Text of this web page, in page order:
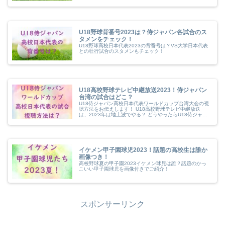
勝の秘密がありました✨ プロ野球...
U18野球背番号2023は？侍ジャパン各試合のス
タメンをチェック！
U18野球高校日本代表2023の背番号は？VS大学日本代表
との壮行試合のスタメンもチェック！
U18高校野球テレビ中継放送2023！侍ジャパン
台湾の試合はどこ？
U18侍ジャパン高校日本代表ワールドカップ台湾大会の視
聴方法をお伝えします！ U18高校野球テレビ中継放送
は、2023年は地上波でやる？ どうやったらU18侍ジャパ
るぞ～！！ プロ野球チッ...
イケメン甲子園球児2023！話題の高校生は誰か
画像つき！
高校野球夏の甲子園2023イケメン球児は誰？話題のかっ
こいい甲子園球児を画像付きでご紹介！
スポンサーリンク